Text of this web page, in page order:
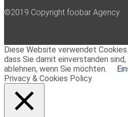
©2019 Copyright foobar Agency
Diese Website verwendet
dass Sie damit einverstanden
ablehnen, wenn Sie möchten.
Privacy & Cookies Policy